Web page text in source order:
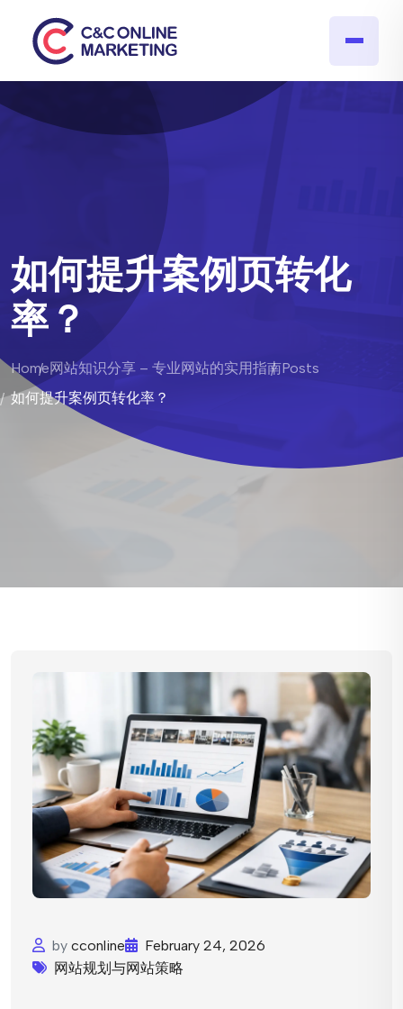
如何提升案例页转化
率？
Home网站知识分享 – 专业网站的实用指南Posts
如何提升案例页转化率？
by cconline
February 24, 2026
网站规划与网站策略